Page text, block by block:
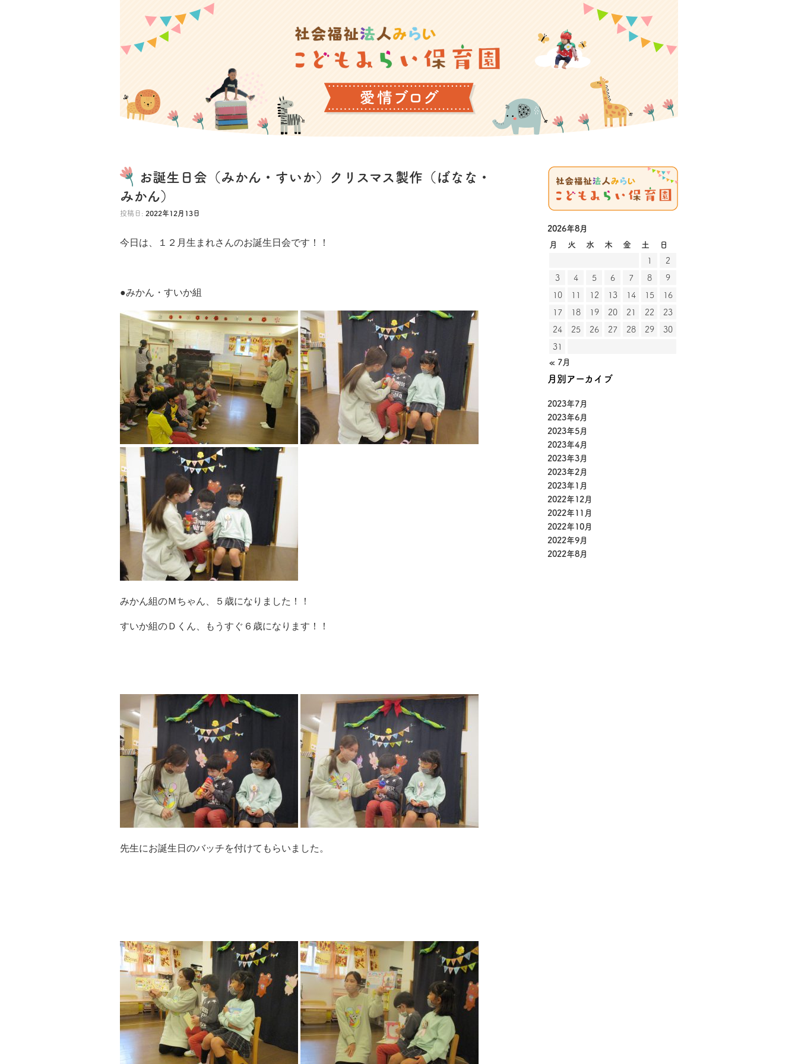
お誕生日会（みかん・すいか）クリスマス製作（ばなな・
みかん）
投稿日: 2022年12月13日
今日は、１２月生まれさんのお誕生日会です！！
●みかん・すいか組
みかん組のＭちゃん、５歳になりました！！
すいか組のＤくん、もうすぐ６歳になります！！
先生にお誕生日のバッチを付けてもらいました。
2026年8月
月
火 水 木 金 土 日
« 7月
1 2
3 4 5 6 7 8 9
10 11 12 13 14 15 16
17 18 19 20 21 22 23
24 25 26 27 28 29 30
31
月別アーカイブ
2023年7月
2023年6月
2023年5月
2023年4月
2023年3月
2023年2月
2023年1月
2022年12月
2022年11月
2022年10月
2022年9月
2022年8月